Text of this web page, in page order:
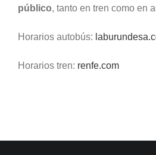
público, tanto en tren como en
Horarios autobús:
Horarios tren: renfe.com